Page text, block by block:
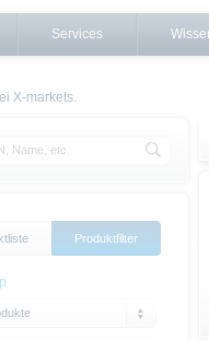
Services
X-markets.
Produktfilter